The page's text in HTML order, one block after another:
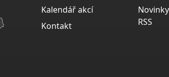
Kalendář akcí
Kontakt
RSS